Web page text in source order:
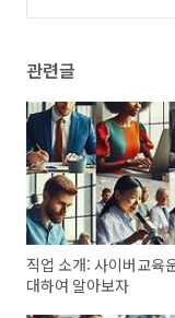
관련글
직업 소개: 사이버교육
대하여 알아보자